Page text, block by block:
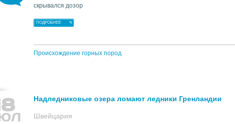
скрывался дозор
ПОДРОБНЕЕ
Происхождение горных пород
Надледниковые озера ломают ледники Гренландии
Швейцария